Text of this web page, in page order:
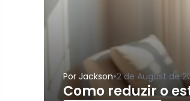
Por Jackson•2 de August de
Como reduzir o